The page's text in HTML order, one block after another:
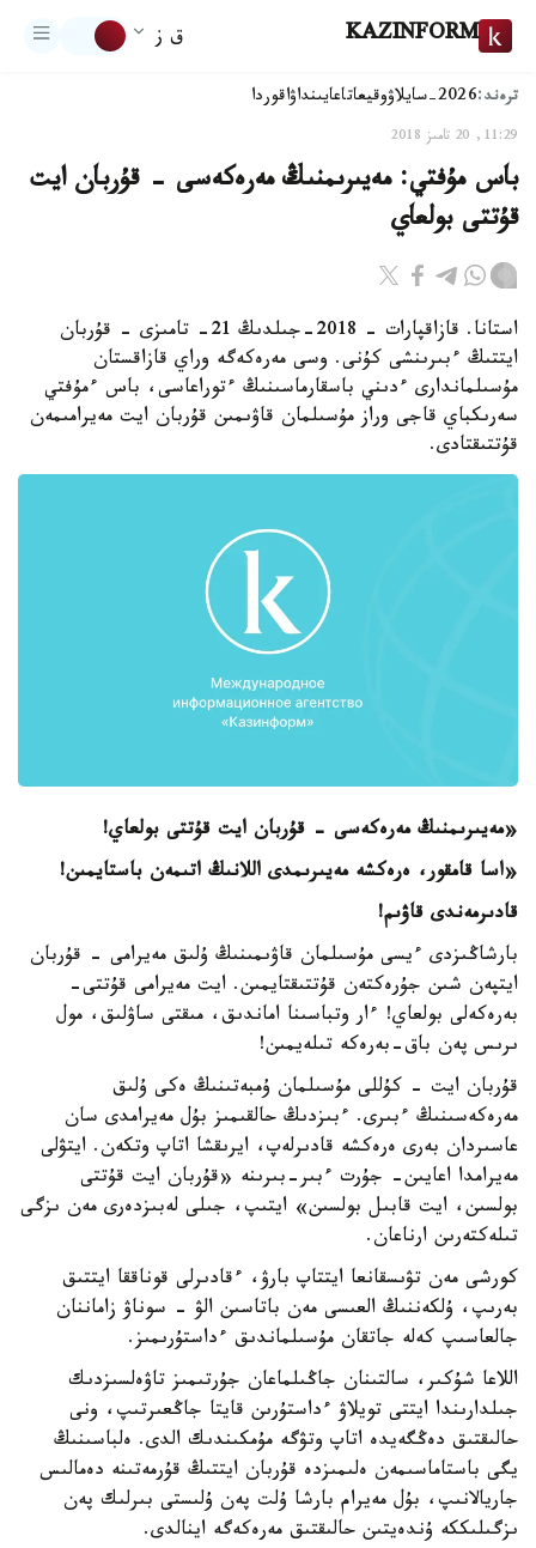
KAZINFORM ق ز
ترەند:2026-سايلاۋ وقيعاتاعايىنداۋاقوردا
11:29, 20 تامىز 2018
باس مۇفتي: مەيىرىمنىڭ مەرەكەسى - قۇربان ايت
قۇتتى بولعاي
استانا. قازاقپارات - 2018-جىلدىڭ 21- تامىزى - قۇربان
ايتتىڭ ءبىرىنشى كۇنى. وسى مەرەكەگە وراي قازاقستان
مۇسىلماندارى ءدىني باسقارماسىنىڭ ءتوراعاسى، باس ءمۇفتي
سەرىكباي قاجى وراز مۇسىلمان قاۋىمىن قۇربان ايت مەيرامىمەن
قۇتتىقتادى.
«مەيىرىمنىڭ مەرەكەسى - قۇربان ايت قۇتتى بولعاي!
«اسا قامقور، ەرەكشە مەيىرىمدى اللانىڭ اتىمەن باستايمىن!
قادىرمەندى قاۋىم!
بارشاڭىزدى ءيسى مۇسىلمان قاۋىمىنىڭ ۇلىق مەيرامى - قۇربان
ايتپەن شىن جۇرەكتەن قۇتتىقتايمىن. ايت مەيرامى قۇتتى-
بەرەكەلى بولعاي! ءار وتباسىنا اماندىق، مىقتى ساۋلىق، مول
ىرىس پەن باق-بەرەكە تىلەيمىن!
قۇربان ايت - كۇللى مۇسىلمان ۇمبەتىنىڭ ەكى ۇلىق
مەرەكەسىنىڭ ءبىرى. ءبىزدىڭ حالقىمىز بۇل مەيرامدى سان
عاسىردان بەرى ەرەكشە قادىرلەپ، ايرىقشا اتاپ وتكەن. ايتۋلى
مەيرامدا اعايىن- جۇرت ءبىر-بىرىنە «قۇربان ايت قۇتتى
بولسىن، ايت قابىل بولسىن» ايتىپ، جىلى لەبىزدەرى مەن ىزگى
تىلەكتەرىن ارناعان.
كورشى مەن تۋىسقانعا ايتتاپ بارۋ، ءقادىرلى قوناققا ايتتىق
بەرىپ، ۇلكەننىڭ العىسى مەن باتاسىن الۋ - سوناۋ زاماننان
جالعاسىپ كەلە جاتقان مۇسىلماندىق ءداستۇرىمىز.
اللاعا شۇكىر، سالتىنان جاڭىلماعان جۇرتىمىز تاۋەلسىزدىك
جىلدارىندا ايتتى تويلاۋ ءداستۇرىن قايتا جاڭعىرتىپ، ونى
حالىقتىق دەڭگەيدە اتاپ وتۋگە مۇمكىندىك الدى. ەلباسىنىڭ
يگى باستاماسىمەن ەلىمىزدە قۇربان ايتتىڭ قۇرمەتىنە دەمالىس
جاريالانىپ، بۇل مەيرام بارشا ۇلت پەن ۇلىستى بىرلىك پەن
ىزگىلىككە ۇندەيتىن حالىقتىق مەرەكەگە اينالدى.